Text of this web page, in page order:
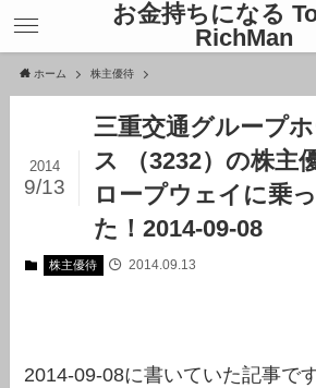
お金持ちになる
RichMan
ホーム 株主優待
三重交通グループ
ス （3232）の株主
ロープウェイに乗
た！2014-09-08
2014
9/13
株主優待 2014.09.13
2014-09-08に書いていた記事です